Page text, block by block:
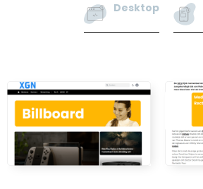
Desktop